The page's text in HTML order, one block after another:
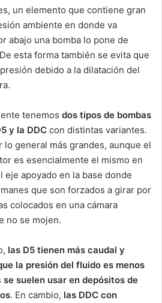
un elemento que contiene gran
ambiente en donde va
abajo una bomba lo pone de
esta forma también se evita que
debido a la dilatación del
tenemos dos tipos de bombas
y la DDC con distintas variantes.
lo general más grandes, aunque el
es esencialmente el mismo en
eje apoyado en la base donde
que son forzados a girar por
colocados en una cámara
no se mojen.
las D5 tienen más caudal y
la presión del fluido es menos
se suelen usar en depósitos de
. En cambio, las DDC con